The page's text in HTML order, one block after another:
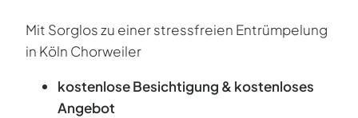
Mit Sorglos zu einer stressfreien Entrümpelung
in Köln Chorweiler
kostenlose Besichtigung & kostenloses
Angebot